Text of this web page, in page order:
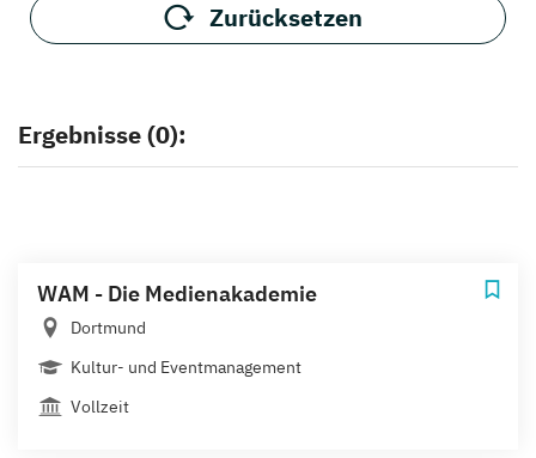
Zurücksetzen
Ergebnisse (0):
WAM - Die Medienakademie
Dortmund
Kultur- und Eventmanagement
Vollzeit